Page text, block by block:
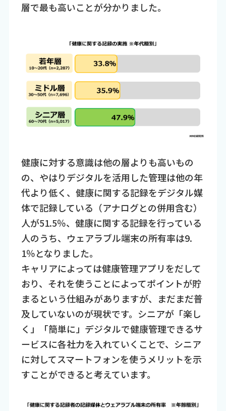
層で最も高いことが分かりました。
健康に対する意識は他の層よりも高いもの
の、やはりデジタルを活用した管理は他の年
代より低く、健康に関する記録をデジタル媒
体で記録している（アナログとの併用含む）
人が51.5％、健康に関する記録を行っている
人のうち、ウェアラブル端末の所有率は9.
1％となりました。
キャリアによっては健康管理アプリをだして
おり、それを使うことによってポイントが貯
まるという仕組みがありますが、まだまだ普
及していないのが現状です。シニアが「楽し
く」「簡単に」デジタルで健康管理できるサ
ービスに各社力を入れていくことで、シニア
に対してスマートフォンを使うメリットを示
すことができると考えています。